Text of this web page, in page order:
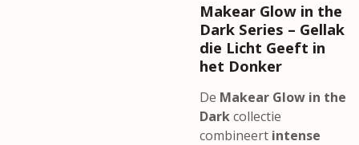
Makear Glow in the
Dark Series – Gellak
die Licht Geeft in
het Donker
De Makear Glow in the
Darkcollectie
combineert intense